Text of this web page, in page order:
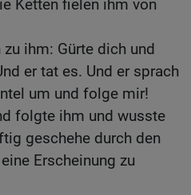
Ketten fielen ihm von
ihm: Gürte dich und
er tat es. Und er sprach
um und folge mir!
folgte ihm und wusste
geschehe durch den
Erscheinung zu